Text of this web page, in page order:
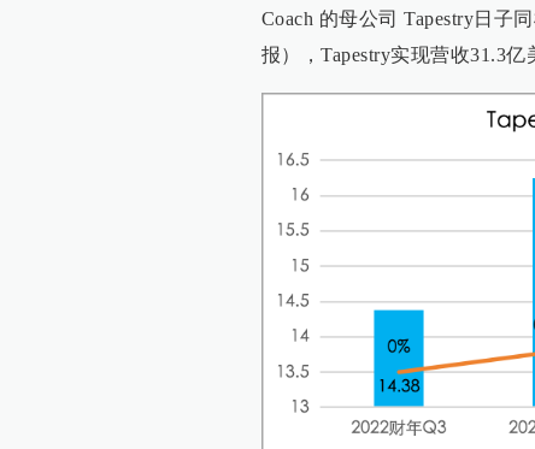
Coach 的母公司 Tapestry日子
报），Tapestry实现营收31.3